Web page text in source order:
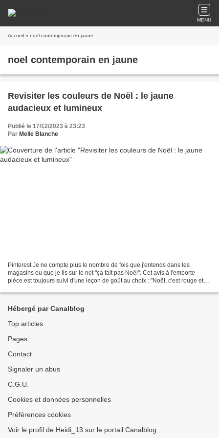
MENU
Accueil » noel contemporain en jaune
noel contemporain en jaune
Revisiter les couleurs de Noël : le jaune
audacieux et lumineux
Publié le 17/12/2023 à 23:23
Par Melle Blanche
Pinterest Je ne compte plus le nombre de fois que j'entends dans les
magasins ou que je lis sur le net "ça fait pas Noël". Cet avis à l'emporte-
pièce est toujours suivi d'une leçon de goût au choix : "Noël, c'est rouge et
Hébergé par Canalblog
Top articles
Pages
Contact
Signaler un abus
C.G.U.
Cookies et données personnelles
Préférences cookies
Voir le profil de Heidi_13 sur le portail Canalblog